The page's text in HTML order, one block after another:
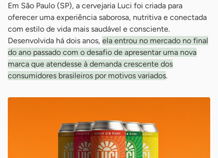
Em São Paulo (SP), a cervejaria Luci foi criada para
oferecer uma experiência saborosa, nutritiva e conectada
com estilo de vida mais saudável e consciente.
Desenvolvida há dois anos, ela entrou no mercado no final
do ano passado com o desafio de apresentar uma nova
marca que atendesse à demanda crescente dos
consumidores brasileiros por motivos variados.